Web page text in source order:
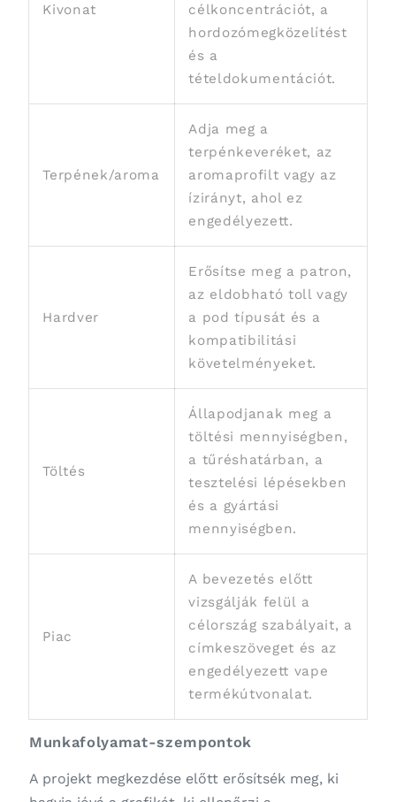
Kivonat
célkoncentrációt, a
hordozómegközelítést
és a
tételdokumentációt.
Terpének/aroma
Adja meg a
terpénkeveréket, az
aromaprofilt vagy az
ízirányt, ahol ez
engedélyezett.
Hardver
Erősítse meg a patron,
az eldobható toll vagy
a pod típusát és a
kompatibilitási
követelményeket.
Töltés
Állapodjanak meg a
töltési mennyiségben,
a tűréshatárban, a
tesztelési lépésekben
és a gyártási
mennyiségben.
Piac
A bevezetés előtt
vizsgálják felül a
célország szabályait, a
címkeszöveget és az
engedélyezett vape
termékútvonalat.
Munkafolyamat-szempontok
A projekt megkezdése előtt erősítsék meg, ki